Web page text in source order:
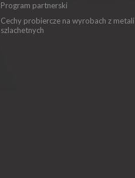
Program partnerski
Cechy probiercze na wyrobach z metali
szlachetnych